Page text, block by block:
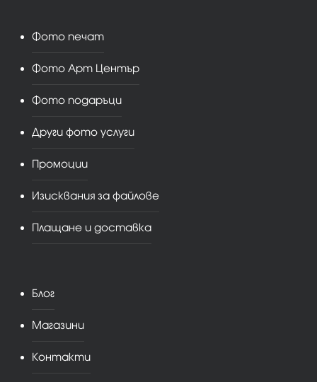
Фото печат
Фото Арт Център
Фото подаръци
Други фото услуги
Промоции
Изисквания за файлове
Плащане и доставка
Блог
Магазини
Контакти